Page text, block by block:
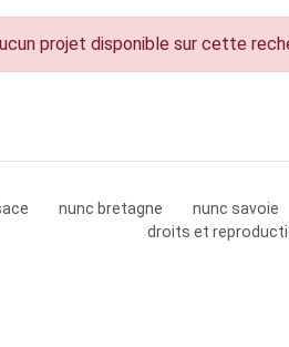
projet disponible sur cette
nunc bretagne nunc savoie
droits et